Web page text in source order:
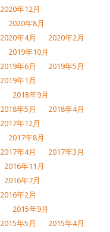
2020年12月
2020年8月
2020年4月
2020年2月
2019年10月
2019年6月
2019年5月
2019年1月
2018年9月
2018年5月
2018年4月
2017年12月
2017年8月
2017年4月
2017年3月
2016年11月
2016年7月
2016年2月
2015年9月
2015年5月
2015年4月